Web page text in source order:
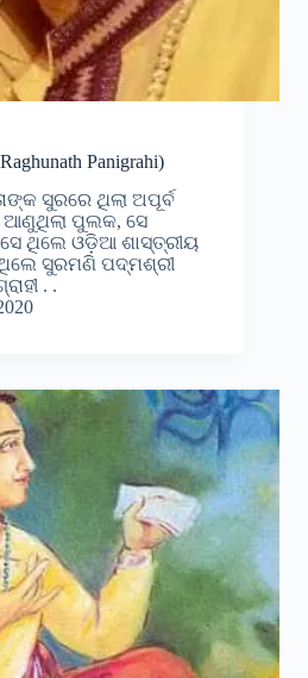
Panigrahi)
ସୁରରେ ଥିଲା ଅପୂର୍ବ
ଆଣୁଥିଲା ପୁଲକ, ସେ
ସେ ଥିଲେ ଓଡ଼ିଆ ଶାସ୍ତ୍ରୀୟ
ସୁରମଣି ପଦ୍ମଶ୍ରୀ
. .